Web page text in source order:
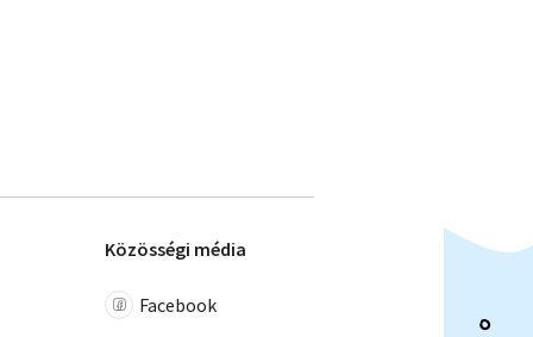
Közösségi média
Facebook